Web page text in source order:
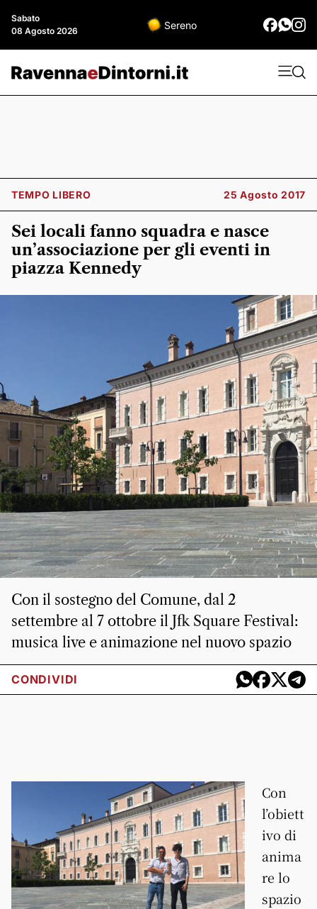
Sabato
08 Agosto 2026
Sereno
TEMPO LIBERO 25 Agosto 2017
Sei locali fanno squadra e nasce
un’associazione per gli eventi in
piazza Kennedy
Con il sostegno del Comune, dal 2
settembre al 7 ottobre il Jfk Square Festival:
musica live e animazione nel nuovo spazio
CONDIVIDI
Con
l’obiett
ivo di
anima
re lo
spazio